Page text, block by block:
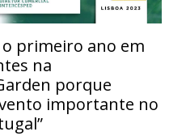
o primeiro ano em
na
porque
importante no